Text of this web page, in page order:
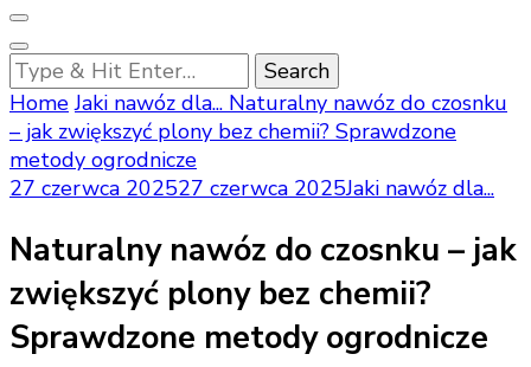
Looking
for
Something?
Home Jaki nawóz dla... Naturalny nawóz do czosnku
– jak zwiększyć plony bez chemii? Sprawdzone
metody ogrodnicze
27 czerwca 202527 czerwca 2025Jaki nawóz dla...
Naturalny nawóz do czosnku – jak
zwiększyć plony bez chemii?
Sprawdzone metody ogrodnicze